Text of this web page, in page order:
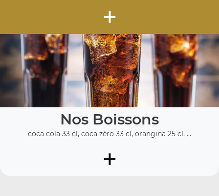
+
Nos Boissons
coca cola 33 cl, coca zéro 33 cl, orangina 25 cl, ...
+